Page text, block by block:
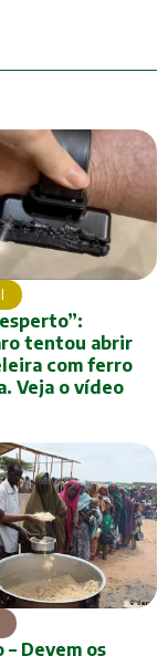
tentou abrir
com ferro
Veja o vídeo
– Devem os